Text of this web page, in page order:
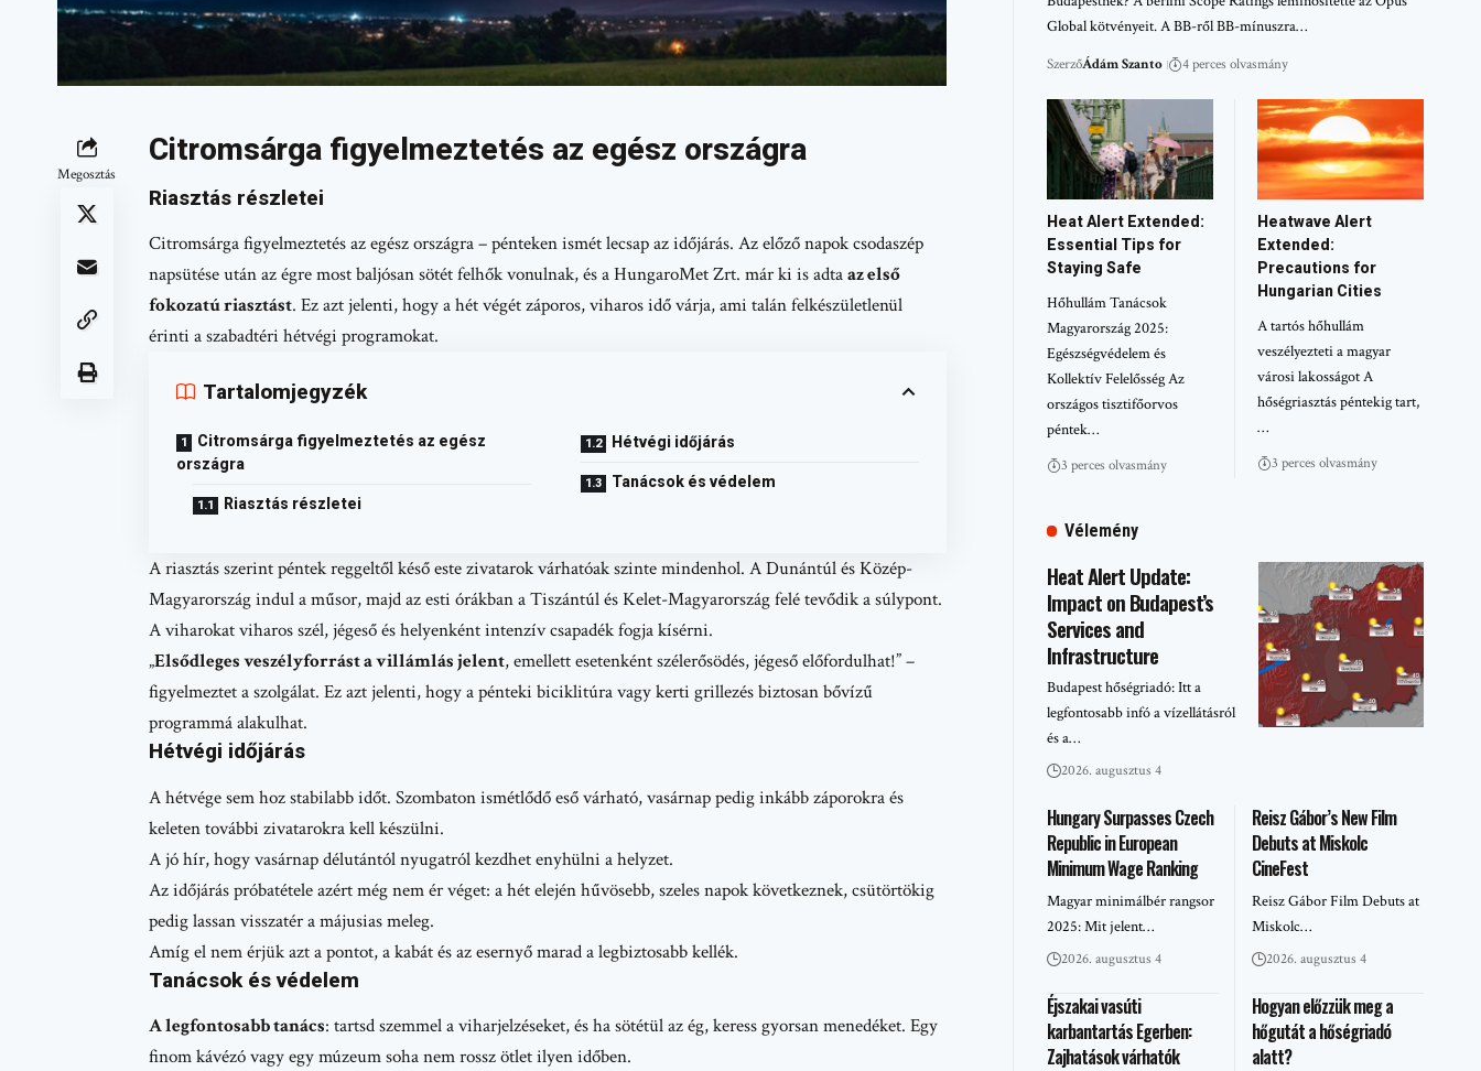
Megosztás
Citromsárga figyelmeztetés az egész országra
Riasztás részletei
Citromsárga figyelmeztetés az egész országra – pénteken ismét lecsap az időjárás. Az előző napok csodaszép
napsütése után az égre most baljósan sötét felhők vonulnak, és a HungaroMet Zrt. már ki is adtaaz első
fokozatú riasztást. Ez azt jelenti, hogy a hét végét záporos, viharos idő várja, ami talán felkészületlenül
érinti a szabadtéri hétvégi programokat.
Tartalomjegyzék
Citromsárga figyelmeztetés az egész
országra
Riasztás részletei
Hétvégi időjárás
Tanácsok és védelem
A riasztás szerint péntek reggeltől késő este zivatarok várhatóak szinte mindenhol. A Dunántúl és Közép-
Magyarország indul a műsor, majd az esti órákban a Tiszántúl és Kelet-Magyarország felé tevődik a súlypont.
A viharokat viharos szél, jégeső és helyenként intenzív csapadék fogja kísérni.
„Elsődleges veszélyforrást a villámlás jelent, emellett esetenként szélerősödés, jégeső előfordulhat!” –
figyelmeztet a szolgálat. Ez azt jelenti, hogy a pénteki biciklitúra vagy kerti grillezés biztosan bővízű
programmá alakulhat.
Hétvégi időjárás
A hétvége sem hoz stabilabb időt. Szombaton ismétlődő eső várható, vasárnap pedig inkább záporokra és
keleten további zivatarokra kell készülni.
A jó hír, hogy vasárnap délutántól nyugatról kezdhet enyhülni a helyzet.
Az időjárás próbatétele azért még nem ér véget: a hét elején hűvösebb, szeles napok következnek, csütörtökig
pedig lassan visszatér a májusias meleg.
Amíg el nem érjük azt a pontot, a kabát és az esernyő marad a legbiztosabb kellék.
Tanácsok és védelem
A legfontosabb tanács: tartsd szemmel a viharjelzéseket, és ha sötétül az ég, keress gyorsan menedéket. Egy
finom kávézó vagy egy múzeum soha nem rossz ötlet ilyen időben.
Global kötvényeit. A BB-ről BB-mínuszra…
SzerzőÁdám Szanto 4 perces olvasmány
Heat Alert Extended:
Essential Tips for
Staying Safe
Hőhullám Tanácsok
Magyarország 2025:
Egészségvédelem és
Kollektív Felelősség Az
országos tisztifőorvos
péntek…
3 perces olvasmány
Heatwave Alert
Extended:
Precautions for
Hungarian Cities
A tartós hőhullám
veszélyezteti a magyar
városi lakosságot A
hőségriasztás péntekig tart,
…
3 perces olvasmány
Vélemény
Heat Alert Update:
Impact on Budapest’s
Services and
Infrastructure
Budapest hőségriadó: Itt a
legfontosabb infó a vízellátásról
és a…
2026. augusztus 4
Hungary Surpasses Czech
Republic in European
Minimum Wage Ranking
Magyar minimálbér rangsor
2025: Mit jelent…
2026. augusztus 4
Reisz Gábor’s New Film
Debuts at Miskolc
CineFest
Reisz Gábor Film Debuts at
Miskolc…
2026. augusztus 4
Éjszakai vasúti
karbantartás Egerben:
Zajhatások várhatók
Hogyan előzzük meg a
hőgutát a hőségriadó
alatt?